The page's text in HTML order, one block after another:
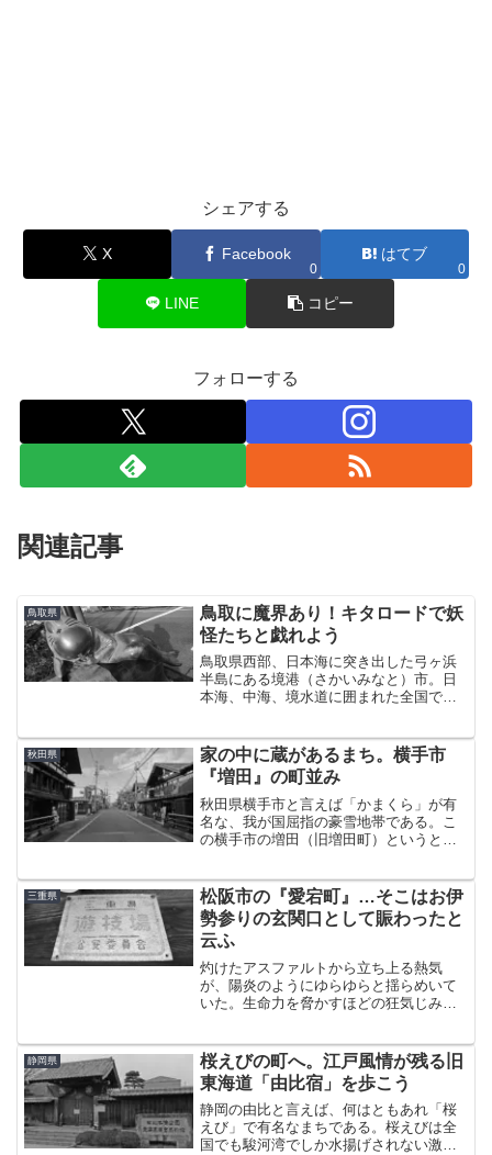
シェアする
X Facebook
0
はてブ
0
LINE コピー
フォローする
関連記事
鳥取県
鳥取に魔界あり！キタロードで妖
怪たちと戯れよう
鳥取県西部、日本海に突き出した弓ヶ浜
半島にある境港（さかいみなと）市。日
本海、中海、境水道に囲まれた全国でも
る街である。この境港は「ゲゲゲの鬼太
郎」の作者である水木し...
秋田県
家の中に蔵があるまち。横手市
『増田』の町並み
秋田県横手市と言えば「かまくら」が有
名な、我が国屈指の豪雪地帯である。こ
の横手市の増田（旧増田町）というとこ
部から南へ10km以上離れており、お隣湯
沢のほうが全然...
三重県
松阪市の『愛宕町』…そこはお伊
勢参りの玄関口として賑わったと
云ふ
灼けたアスファルトから立ち上る熱気
が、陽炎のようにゆらゆらと揺らめいて
いた。生命力を脅かすほどの狂気じみた
市。言わずと知れた、国内屈指のブラン
ド和牛の産地である。この地には...
静岡県
桜えびの町へ。江戸風情が残る旧
東海道「由比宿」を歩こう
静岡の由比と言えば、何はともあれ「桜
えび」で有名なまちである。桜えびは全
国でも駿河湾でしか水揚げされない激レ